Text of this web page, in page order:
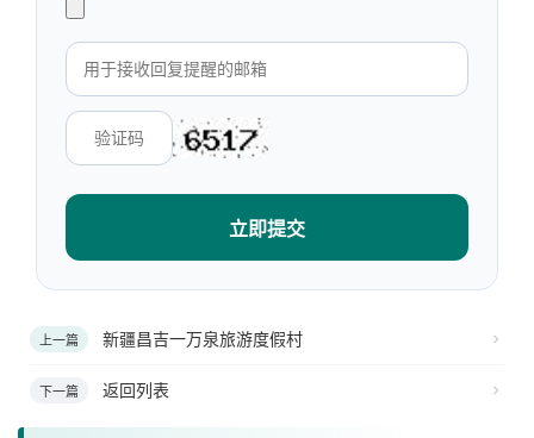
立即提交
上一篇 新疆昌吉一万泉旅游度假村
下一篇 返回列表